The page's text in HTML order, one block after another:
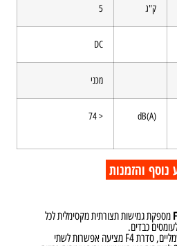
ק"ג 5
DC
מכני
dB(A)
< 74
נוסף והזמנות
מספקת גמישות תצורתית מקסימלית לכל
כבדים.
עם עיצוב הכולל שני שקעים חשמליים, סדרת F4 מציעה אפשרות לשתי